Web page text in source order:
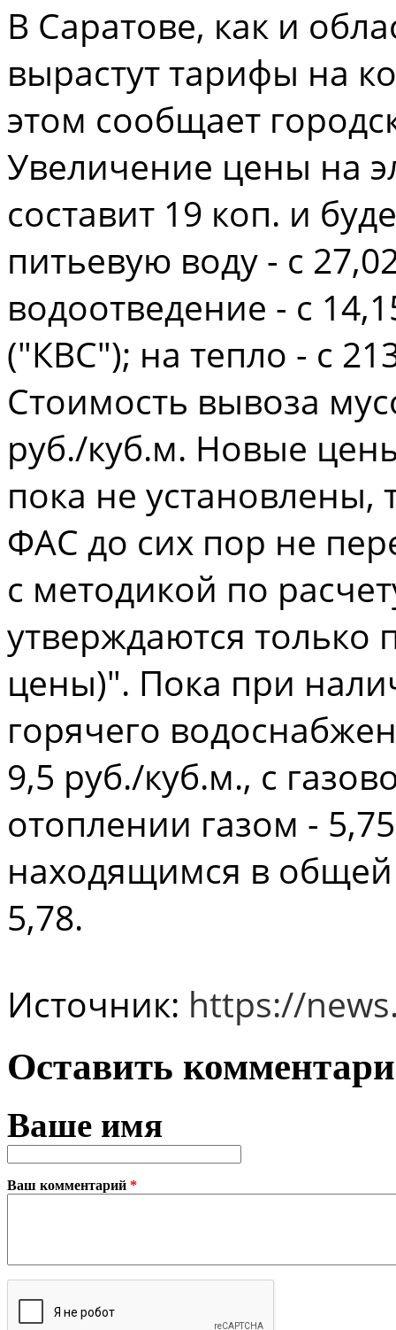
В Саратове, как и
вырастут тарифы на
этом сообщает
Увеличение цены на
составит 19 коп. и
питьевую воду - с
водоотведение - с
("КВС"); на тепло - с
Стоимость вывоза
руб./куб.м. Новые
пока не установлены,
ФАС до сих пор не
с методикой по
утверждаются только
цены)". Пока при
горячего
9,5 руб./куб.м., с
отоплении газом -
находящимся в общей
5,78.
Источник: https://
Оставить
Ваше имя
Ваш комментарий *
Plain text